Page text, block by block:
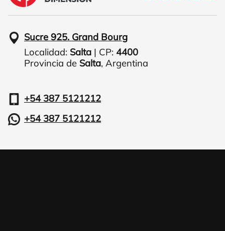
Sucre 925. Grand Bourg
Localidad: Salta | CP: 4400
Provincia de Salta, Argentina
+54 387 5121212
+54 387 5121212